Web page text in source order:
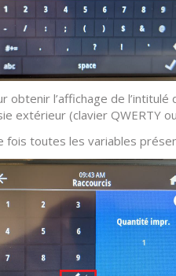
obtenir l’affichage de
extérieur (clavier QWERTY
fois toutes les variables